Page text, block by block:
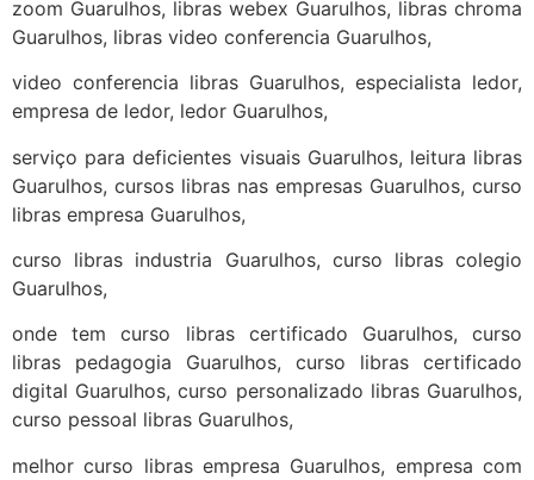
zoom Guarulhos, libras webex Guarulhos, libras chroma
Guarulhos, libras video conferencia Guarulhos,
video conferencia libras Guarulhos, especialista ledor,
empresa de ledor, ledor Guarulhos,
serviço para deficientes visuais Guarulhos, leitura libras
Guarulhos, cursos libras nas empresas Guarulhos, curso
libras empresa Guarulhos,
curso libras industria Guarulhos, curso libras colegio
Guarulhos,
onde tem curso libras certificado Guarulhos, curso
libras pedagogia Guarulhos, curso libras certificado
digital Guarulhos, curso personalizado libras Guarulhos,
curso pessoal libras Guarulhos,
melhor curso libras empresa Guarulhos, empresa com